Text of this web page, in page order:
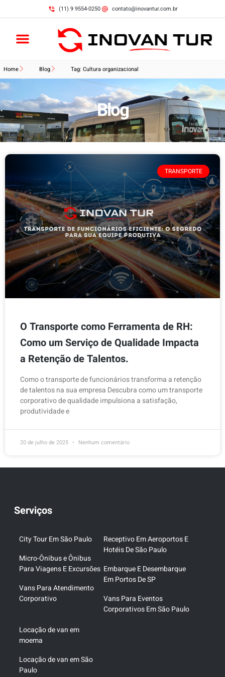
(11) 9 9554-0250 contato@inovantur.com.br
Home Blog Tag: Cultura organizacional
Blog
TRANSPORTE
O Transporte como Ferramenta de RH:
Como um Serviço de Qualidade Impacta
a Retenção de Talentos.
Como o transporte de funcionários transforma a retenção
de talentos na sua empresa Descubra como um transporte
corporativo de qualidade impulsiona a satisfação,
produtividade e
20 de julho de 2025 Nenhum comentário
Serviços
City Tour Em São Paulo
Micro-Ônibus e Ônibus
Para Viagens E Excursões
Vans Para Atendimento
Corporativo
Receptivo Em Aeroportos E
Hotéis De São Paulo
Embarque E Desembarque
Em Portos De SP
Vans Para Eventos
Corporativos Em São Paulo
Locação de van em
moema
Locação de van em São
Paulo